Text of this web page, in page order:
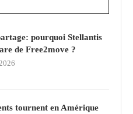
pourquoi Stellantis
de Free2move ?
tournent en Amérique